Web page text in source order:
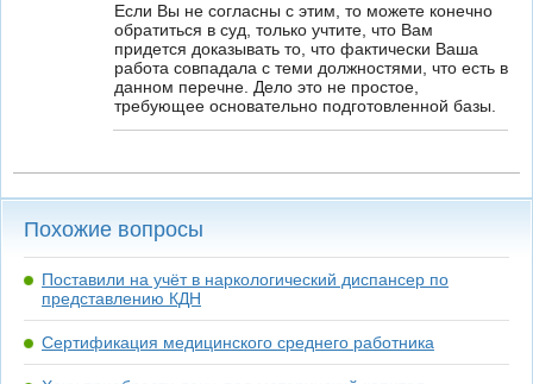
Если Вы не согласны с этим, то можете конечно
обратиться в суд, только учтите, что Вам
придется доказывать то, что фактически Ваша
работа совпадала с теми должностями, что есть в
данном перечне. Дело это не простое,
требующее основательно подготовленной базы.
Похожие вопросы
Поставили на учёт в наркологический диспансер по
представлению КДН
Сертификация медицинского среднего работника